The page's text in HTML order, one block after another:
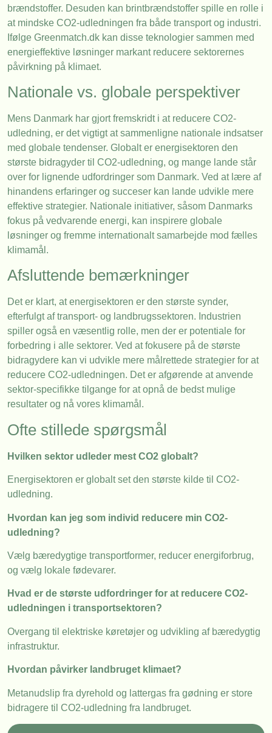
brændstoffer. Desuden kan brintbrændstoffer spille en rolle i
at mindske CO2-udledningen fra både transport og industri.
Ifølge Greenmatch.dk kan disse teknologier sammen med
energieffektive løsninger markant reducere sektorernes
påvirkning på klimaet.
Nationale vs. globale perspektiver
Mens Danmark har gjort fremskridt i at reducere CO2-
udledning, er det vigtigt at sammenligne nationale indsatser
med globale tendenser. Globalt er energisektoren den
største bidragyder til CO2-udledning, og mange lande står
over for lignende udfordringer som Danmark. Ved at lære af
hinandens erfaringer og succeser kan lande udvikle mere
effektive strategier. Nationale initiativer, såsom Danmarks
fokus på vedvarende energi, kan inspirere globale
løsninger og fremme internationalt samarbejde mod fælles
klimamål.
Afsluttende bemærkninger
Det er klart, at energisektoren er den største synder,
efterfulgt af transport- og landbrugssektoren. Industrien
spiller også en væsentlig rolle, men der er potentiale for
forbedring i alle sektorer. Ved at fokusere på de største
bidragydere kan vi udvikle mere målrettede strategier for at
reducere CO2-udledningen. Det er afgørende at anvende
sektor-specifikke tilgange for at opnå de bedst mulige
resultater og nå vores klimamål.
Ofte stillede spørgsmål
Hvilken sektor udleder mest CO2 globalt?
Energisektoren er globalt set den største kilde til CO2-
udledning.
Hvordan kan jeg som individ reducere min CO2-
udledning?
Vælg bæredygtige transportformer, reducer energiforbrug,
og vælg lokale fødevarer.
Hvad er de største udfordringer for at reducere CO2-
udledningen i transportsektoren?
Overgang til elektriske køretøjer og udvikling af bæredygtig
infrastruktur.
Hvordan påvirker landbruget klimaet?
Metanudslip fra dyrehold og lattergas fra gødning er store
bidragere til CO2-udledning fra landbruget.